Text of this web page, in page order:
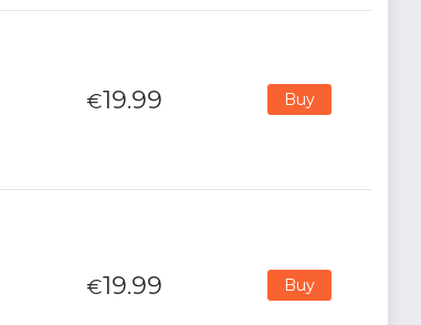
€19.99 Buy
€19.99 Buy